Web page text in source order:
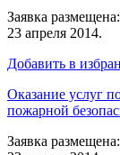
Заявка
23 апреля 2014.
Добавить в
Оказание услуг
пожарной
Заявка